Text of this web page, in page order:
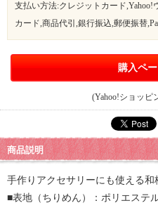
支払い方法:クレジットカード
カード,商品代引,銀行振込,郵便振替
購入ペ
(Yahoo!ショッピ
商品説明
手作りアクセサリーにも使える和
■表地（ちりめん）：ポリエステ